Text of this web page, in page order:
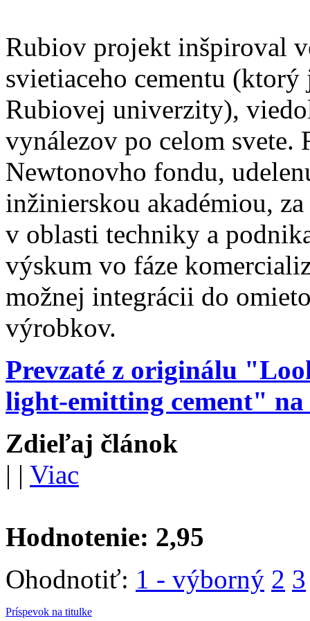
Rubiov projekt inšpiroval
svietiaceho cementu
Rubiovej univerzity),
vynálezov po celom
Newtonovho fondu,
inžinierskou akadémiou,
v oblasti techniky a
výskum vo fáze
možnej integrácii do
výrobkov.
Prevzaté z originálu
light-emitting cement" na
Zdieľaj článok
| | Viac
Hodnotenie: 2,95
Ohodnotiť: 1 - výborný 2 3
Príspevok na titulke